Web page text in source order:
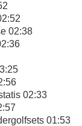
02:38
02:33
01:53